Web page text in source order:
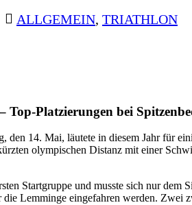
ALLGEMEIN, TRIATHLON
Top-Platzierungen bei
den 14. Mai, läutete in diesem Jahr für
olympischen Distanz mit einer
Startgruppe und musste sich nur dem
Lemminge eingefahren werden. Zwei